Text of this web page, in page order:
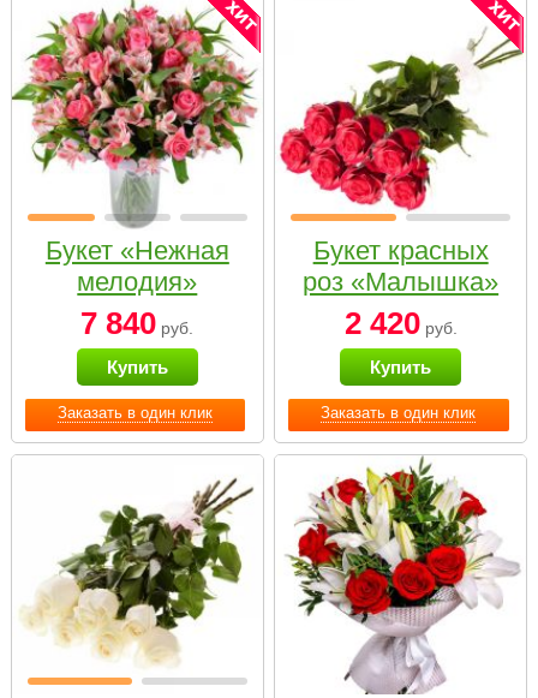
Заказать в один клик
Букет «Нежная
мелодия»
7 840 руб.
Купить
Заказать в один клик
Букет красных
роз «Малышка»
2 420руб.
Купить